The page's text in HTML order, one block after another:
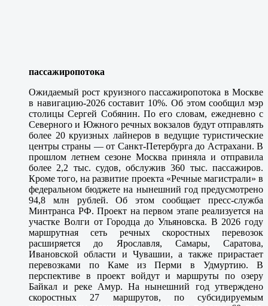
пассажиропотока
Ожидаемый рост круизного пассажиропотока в Москве
в навигацию-2026 составит 10%. Об этом сообщил мэр
столицы Сергей Собянин. По его словам, ежедневно с
Северного и Южного речных вокзалов будут отправлять
более 20 круизных лайнеров в ведущие туристические
центры страны — от Санкт-Петербурга до Астрахани. В
прошлом летнем сезоне Москва приняла и отправила
более 2,2 тыс. судов, обслужив 360 тыс. пассажиров.
Кроме того, на развитие проекта «Речные магистрали» в
федеральном бюджете на нынешний год предусмотрено
94,8 млн рублей. Об этом сообщает пресс-служба
Минтранса РФ. Проект на первом этапе реализуется на
участке Волги от Городца до Ульяновска. В 2026 году
маршрутная сеть речных скоростных перевозок
расширяется до Ярославля, Самары, Саратова,
Ивановской области и Чувашии, а также прирастает
перевозками по Каме из Перми в Удмуртию. В
перспективе в проект войдут и маршруты по озеру
Байкал и реке Амур. На нынешний год утверждено
скоростных 27 маршрутов, по субсидируемым